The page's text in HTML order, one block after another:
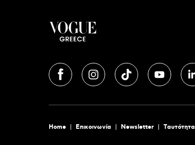
Home Επικοινωνία Newsletter Tαυτότητα